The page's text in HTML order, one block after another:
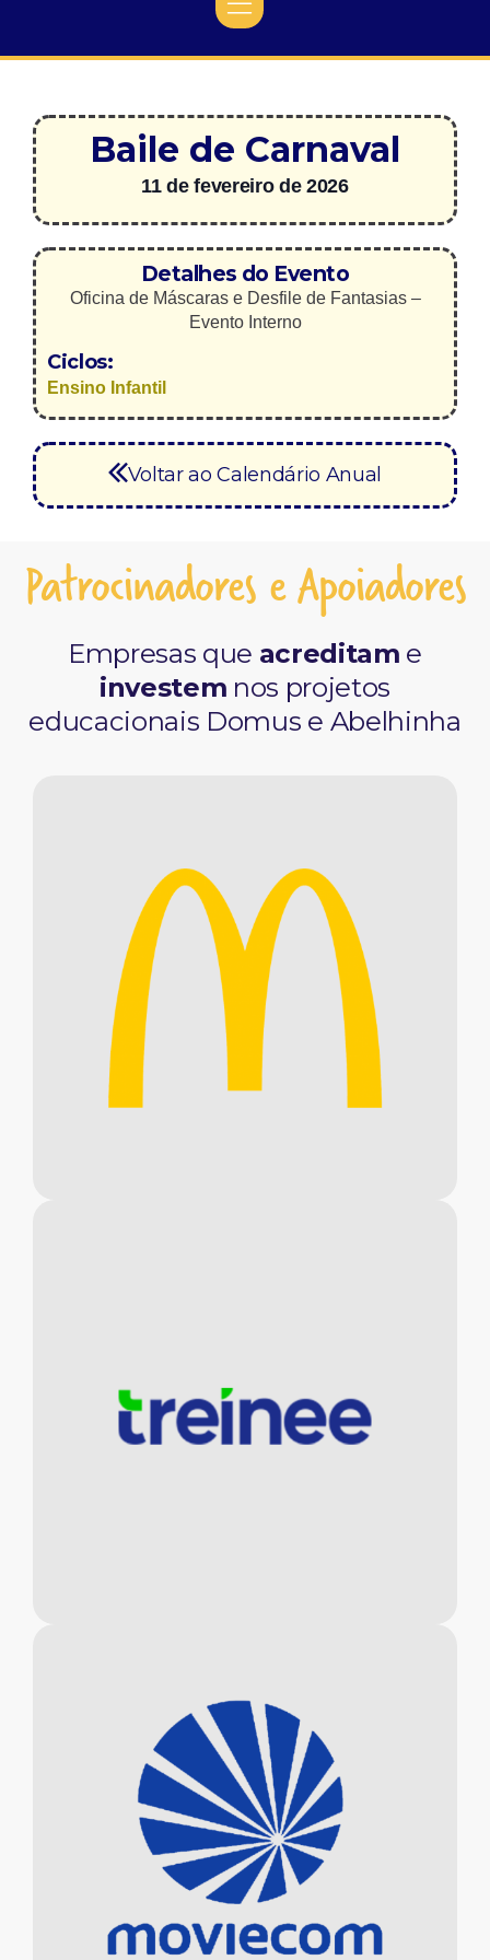
Baile de Carnaval
11 de fevereiro de 2026
Detalhes do Evento
Oficina de Máscaras e Desfile de Fantasias –
Evento Interno
Ciclos:
Ensino Infantil
Voltar ao Calendário Anual
Patrocinadores e Apoiadores
Empresas que acreditam e
investem nos projetos
educacionais Domus e Abelhinha